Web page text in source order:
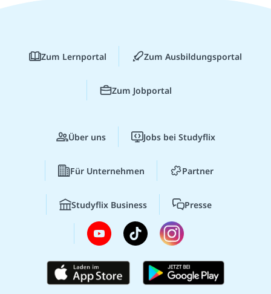
Zum Lernportal Zum Ausbildungsportal
Zum Jobportal
Über uns Jobs bei Studyflix
Für Unternehmen Partner
Studyflix Business Presse